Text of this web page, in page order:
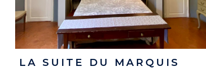
LA SUITE DU MARQUIS